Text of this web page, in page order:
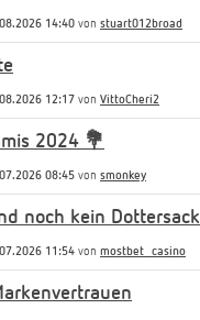
14:40 von stuart012broad
12:17 von VittoCheri2
2024 💐
08:45 von smonkey
noch kein Dottersack
11:54 von mostbet_casino